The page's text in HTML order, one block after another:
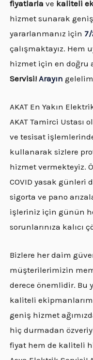
fiyatlarla ve kaliteli
hizmet sunarak
yararlanmanız için
çalışmaktayız. Hem
hizmet için en doğru
Servisi! Arayın
AKAT En Yakın
AKAT Tamirci Ustası
ve tesisat
kullanarak sizlere
hizmet vermekteyiz.
COVID yasak günleri
sigorta ve pano
işleriniz için günün
sorunlarınıza kalıcı
Bizlere her daim
müşterilerimizin
derece önemlidir. Bu
kaliteli
geniş hizmet
hiç durmadan
fiyat hem de kaliteli